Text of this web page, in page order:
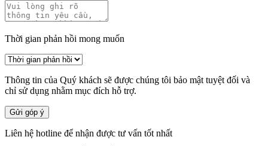
Thời gian phản hồi mong muốn
Thông tin của Quý khách sẽ được chúng tôi bảo mật tuyệt đối và
chỉ sử dụng nhằm mục đích hỗ trợ.
Gửi góp ý
Liên hệ hotline để nhận được tư vấn tốt nhất